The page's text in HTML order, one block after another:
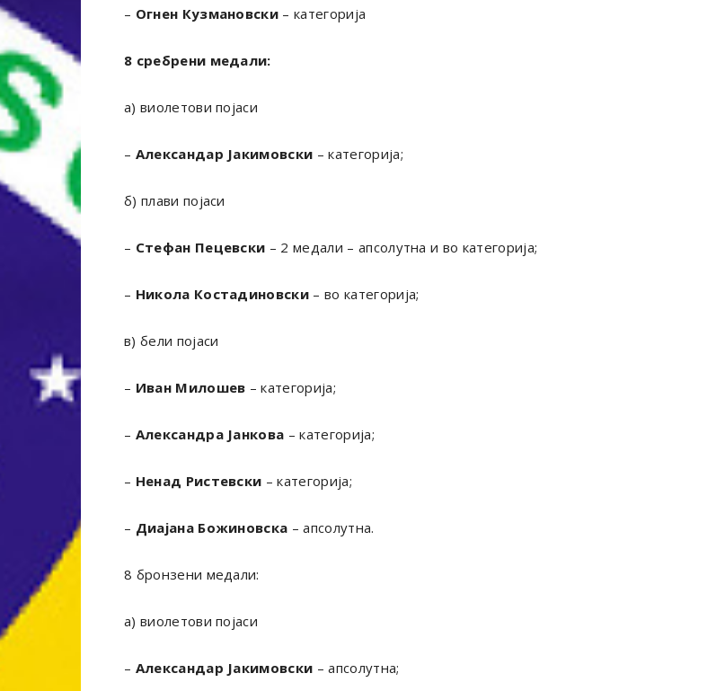
– Огнен Кузмановски – категорија
8 сребрени медали:
а) виолетови појаси
– Александар Јакимовски – категорија;
б) плави појаси
– Стефан Пецевски – 2 медали – апсолутна и во категорија;
– Никола Костадиновски – во категорија;
в) бели појаси
– Иван Милошев – категорија;
– Александра Јанкова – категорија;
– Ненад Ристевски – категорија;
– Диајана Божиновска – апсолутна.
8 бронзени медали:
а) виолетови појаси
– Александар Јакимовски – апсолутна;